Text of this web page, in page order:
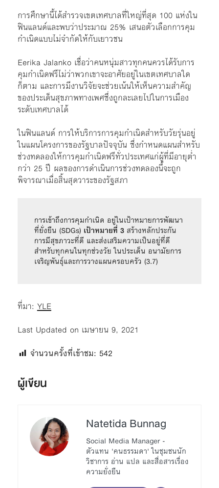
การศึกษานี้ได้สำรวจเขตเทศบาลที่ใหญ่ที่สุด 100 แห่งใน
ฟินแลนด์และพบว่าประมาณ 25% เสนอตัวเลือกการคุม
กำเนิดแบบไม่จำกัดให้กับเยาวชน
Eerika Jalanko เชื่อว่าคนหนุ่มสาวทุกคนควรได้รับการ
คุมกำเนิดฟรีไม่ว่าพวกเขาจะอาศัยอยู่ในเขตเทศบาลใด
ก็ตาม และการมีงานวิจัยจะช่วยเน้นให้เห็นความสำคัญ
ของประเด็นสุขภาพทางเพศซึ่งถูกละเลยไปในการเมือง
ระดับเทศบาลได้
ในฟินแลนด์ การให้บริการการคุมกำเนิดสำหรับวัยรุ่นอยู่
ในแผนโครงการของรัฐบาลปัจจุบัน ซึ่งกำหนดแผนสำหรับ
ช่วงทดลองให้การคุมกำเนิดฟรีทั่วประเทศแก่ผู้ที่มีอายุต่ำ
กว่า 25 ปี ผลของการดำเนินการช่วงทดลองนี้จะถูก
พิจารณาเมื่อสิ้นสุดวาระของรัฐสภา
การเข้าถึงการคุมกำเนิด อยู่ในเป้าหมายการพัฒนา
ที่ยั่งยืน (SDGs) เป้าหมายที่ 3 สร้างหลักประกัน
การมีสุขภาวะที่ดี และส่งเสริมความเป็นอยู่ที่ดี
สำหรับทุกคนในทุกช่วงวัย ในประเด็น อนามัยการ
ที่มา:YLE
Last Updated on เมษายน 9, 2021
จำนวนครั้งที่เข้าชม: 542
ผู้เขียน
Natetida Bunnag
Social Media Manager -
ตัวแทน 'คนธรรมดา' ในชุมชนนัก
วิชาการ อ่าน แปล และสื่อสารเรื่อง
ความยั่งยืน